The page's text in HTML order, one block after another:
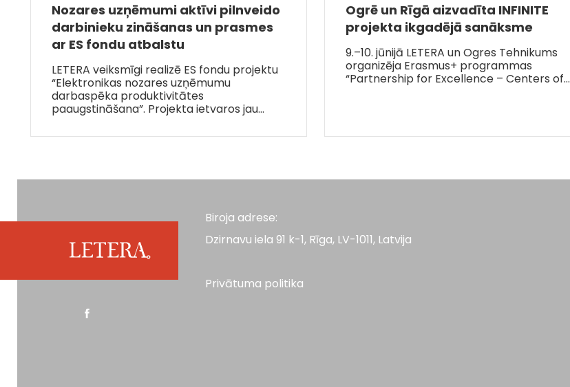
Nozares uzņēmumi aktīvi pilnveido
darbinieku zināšanas un prasmes
ar ES fondu atbalstu
LETERA veiksmīgi realizē ES fondu projektu
“Elektronikas nozares uzņēmumu
darbaspēka produktivitātes
paaugstināšana”. Projekta ietvaros jau…
Ogrē un Rīgā aizvadīta INFINITE
projekta ikgadējā sanāksme
9.–10. jūnijā LETERA un Ogres Tehnikums
organizēja Erasmus+ programmas
“Partnership for Excellence – Centers of…
Biroja adrese:
Dzirnavu iela 91 k-1, Rīga, LV-1011, Latvija
Privātuma politika